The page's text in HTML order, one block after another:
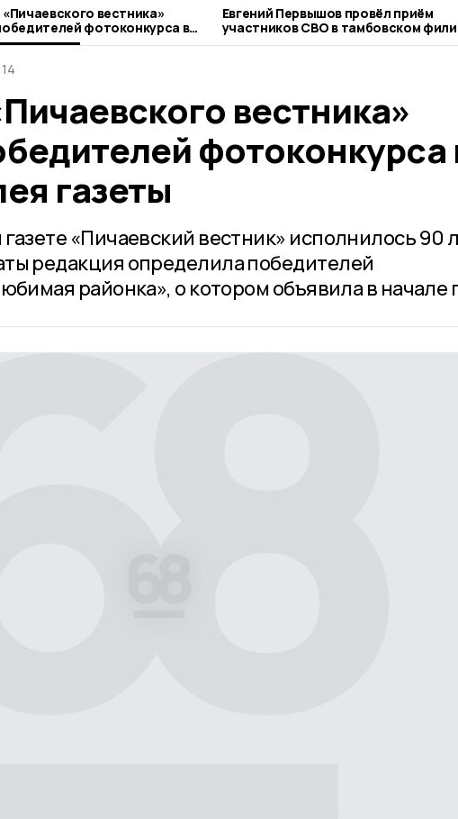
вестника»
фотоконкурса в
газеты
Евгений Первышов провёл приём
участников СВО в тамбовском
фонда «Защитники Отечества»
вестника»
фотоконкурса
газеты
«Пичаевский вестник» исполнилось 90
редакция определила победителей
районка», о котором объявила в начале